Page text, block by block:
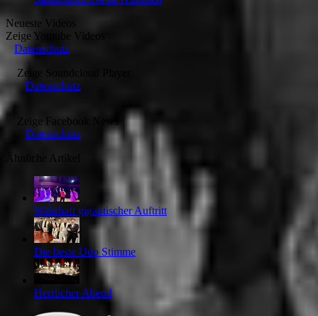
Neueste Videos
Zeige Youtube Videos
Datenschutz
Zeige
Datenschutz
Zeige Facebook News
Datenschutz
Ähnliche Artikel
Wahrhaft gigantischer Auftritt
Die beste Udo Stimme
Herrlicher Abend